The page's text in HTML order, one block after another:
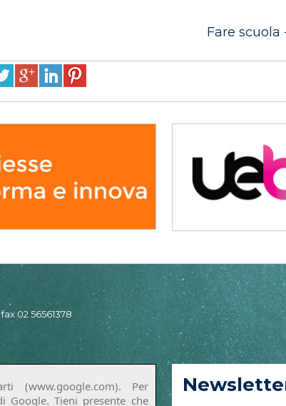
Fare scuola
02 56561378
(www.google.com). Per
Google. Tieni presente che